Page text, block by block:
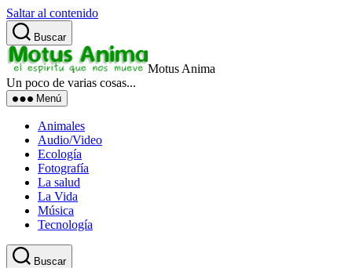
Saltar al contenido
Buscar
Motus Anima
Un poco de varias cosas...
Menú
Animales
Audio/Video
Ecología
Fotografía
La salud
La Vida
Música
Tecnología
Buscar